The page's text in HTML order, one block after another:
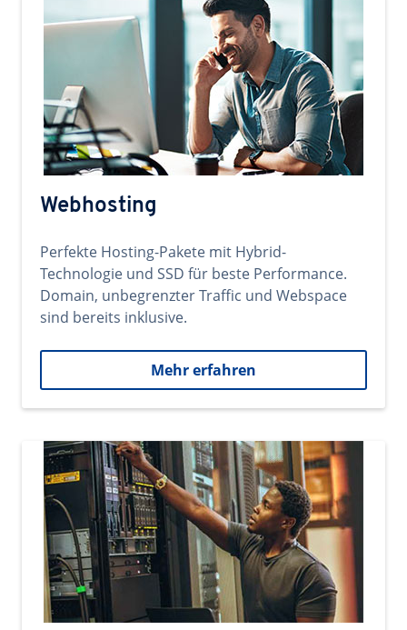
Webhosting
Perfekte Hosting-Pakete mit Hybrid-
Technologie und SSD für beste Performance.
Domain, unbegrenzter Traffic und Webspace
sind bereits inklusive.
Mehr erfahren